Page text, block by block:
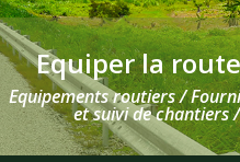
Equiper la
Equipements routiers /
et suivi de chantiers